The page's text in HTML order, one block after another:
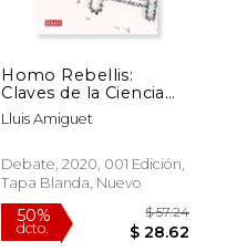
dcto.
Homo Rebellis:
Claves de la Ciencia
Para la Aventura de la
Vida (Ensayo y
Lluis Amiguet
Debate, 2020, 001 Edición,
Tapa Blanda, Nuevo